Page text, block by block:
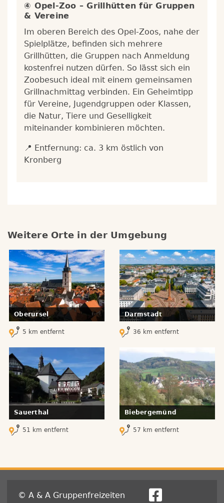
④ Opel-Zoo – Grillhütten für Gruppen
& Vereine
Im oberen Bereich des Opel-Zoos, nahe der
Spielplätze, befinden sich mehrere
Grillhütten, die Gruppen nach Anmeldung
kostenfrei nutzen dürfen. So lässt sich ein
Zoobesuch ideal mit einem gemeinsamen
Grillnachmittag verbinden. Ein Geheimtipp
für Vereine, Jugendgruppen oder Klassen,
die Natur, Tiere und Geselligkeit
miteinander kombinieren möchten.
📍 Entfernung: ca. 3 km östlich von
Kronberg
Weitere Orte in der Umgebung
Oberursel
5 km entfernt
Darmstadt
36 km entfernt
Sauerthal
51 km entfernt
Biebergemünd
57 km entfernt
© A & A Gruppenfreizeiten